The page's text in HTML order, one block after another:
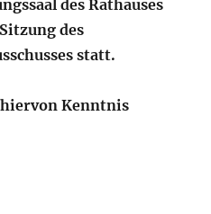
des Rathauses
des
statt.
Kenntnis